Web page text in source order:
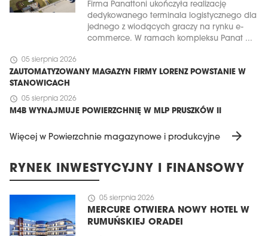
Firma Panattoni ukończyła realizację
dedykowanego terminala logistycznego dla
jednego z wiodących graczy na rynku e-
commerce. W ramach kompleksu Panat ...
schedule 05 sierpnia 2026
ZAUTOMATYZOWANY MAGAZYN FIRMY LORENZ POWSTANIE W
STANOWICACH
schedule 05 sierpnia 2026
M4B WYNAJMUJE POWIERZCHNIĘ W MLP PRUSZKÓW II
Więcej w Powierzchnie magazynowe i produkcyjne arrow_forward
RYNEK INWESTYCYJNY I FINANSOWY
schedule 05 sierpnia 2026
MERCURE OTWIERA NOWY HOTEL W
RUMUŃSKIEJ ORADEI